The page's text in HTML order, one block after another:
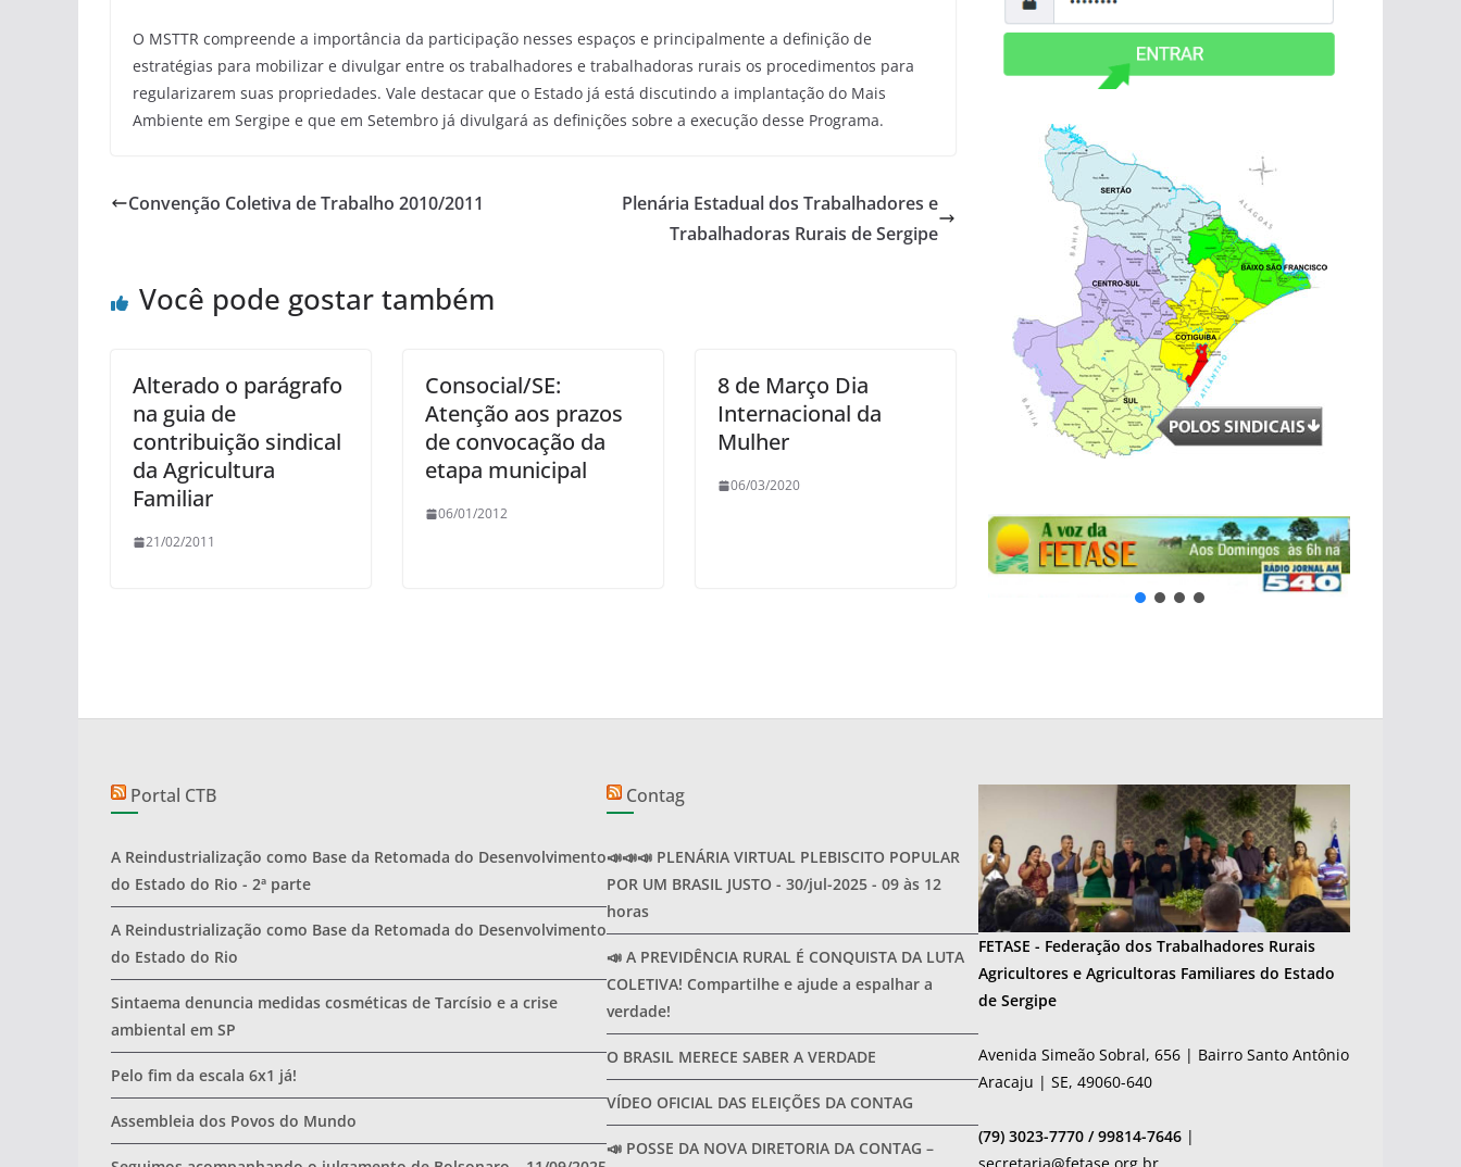
O MSTTR compreende a importância da participação nesses espaços e principalmente a definição de
estratégias para mobilizar e divulgar entre os trabalhadores e trabalhadoras rurais os procedimentos para
regularizarem suas propriedades. Vale destacar que o Estado já está discutindo a implantação do Mais
Ambiente em Sergipe e que em Setembro já divulgará as definições sobre a execução desse Programa.
Convenção Coletiva de Trabalho 2010/2011
Plenária Estadual dos Trabalhadores e
Trabalhadoras Rurais de Sergipe
Você pode gostar também
Alterado o parágrafo
na guia de
contribuição sindical
da Agricultura
Familiar
21/02/2011
Consocial/SE:
Atenção aos prazos
de convocação da
etapa municipal
06/01/2012
8 de Março Dia
Internacional da
Mulher
06/03/2020
Portal CTB
A Reindustrialização como Base da Retomada do Desenvolvimento
do Estado do Rio - 2ª parte
A Reindustrialização como Base da Retomada do Desenvolvimento
do Estado do Rio
Sintaema denuncia medidas cosméticas de Tarcísio e a crise
ambiental em SP
Pelo fim da escala 6x1 já!
Assembleia dos Povos do Mundo
Contag
📣📣📣 PLENÁRIA VIRTUAL PLEBISCITO POPULAR
POR UM BRASIL JUSTO - 30/jul-2025 - 09 às 12
horas
📣 A PREVIDÊNCIA RURAL É CONQUISTA DA LUTA
COLETIVA! Compartilhe e ajude a espalhar a
verdade!
O BRASIL MERECE SABER A VERDADE
VÍDEO OFICIAL DAS ELEIÇÕES DA CONTAG
📣 POSSE DA NOVA DIRETORIA DA CONTAG –
FETASE - Federação dos Trabalhadores Rurais
Agricultores e Agricultoras Familiares do Estado
de Sergipe
Avenida Simeão Sobral, 656 | Bairro Santo Antônio
Aracaju | SE, 49060-640
(79) 3023-7770 / 99814-7646 |
secretaria@fetase.org.br